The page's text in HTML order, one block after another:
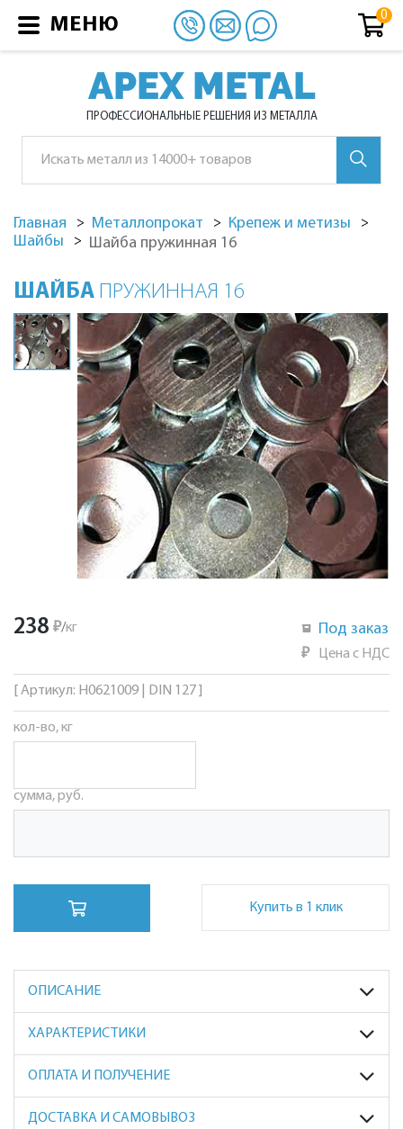
APEX METAL
ПРОФЕССИОНАЛЬНЫЕ РЕШЕНИЯ ИЗ МЕТАЛЛА
Главная Металлопрокат
Крепеж и метизы
Шайбы
Шайба пружинная 16
ШАЙБА ПРУЖИННАЯ 16
238 ₽/кг Под заказ
₽ Цена с НДС
[ Артикул: Н0621009 | DIN 127 ]
кол-во, кг
сумма, руб.
Купить в 1 клик
ОПИСАНИЕ
ХАРАКТЕРИСТИКИ
ОПЛАТА И ПОЛУЧЕНИЕ
ДОСТАВКА И САМОВЫВОЗ
МЕНЮ